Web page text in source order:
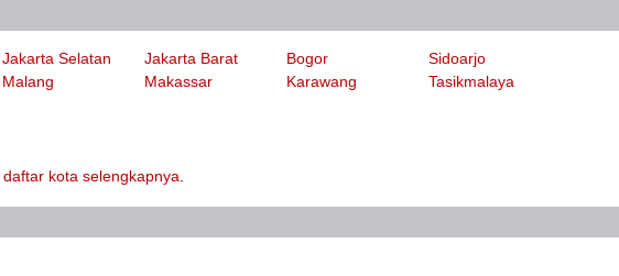
Jakarta Selatan Jakarta Barat Bogor
Sidoarjo
Malang Makassar Karawang
Tasikmalaya
daftar kota selengkapnya